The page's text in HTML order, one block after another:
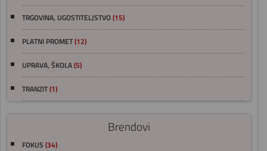
TRGOVINA, UGOSTITELJSTVO(15)
PLATNI PROMET(12)
UPRAVA, ŠKOLA(5)
TRANZIT(1)
Brendovi
FOKUS (34)